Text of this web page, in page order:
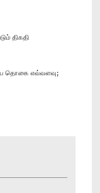
திகதி
தொகை எவ்வளவு;